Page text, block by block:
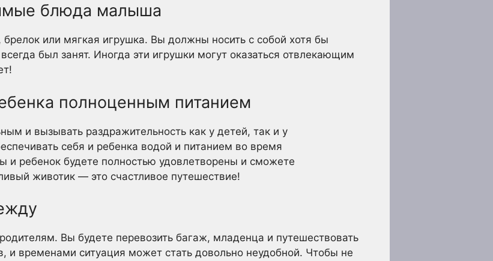
блюда малыша
или мягкая игрушка. Вы должны носить с собой хотя бы
был занят. Иногда эти игрушки могут оказаться отвлекающим
полноценным питанием
и вызывать раздражительность как у детей, так и у
себя и ребенка водой и питанием во время
и ребенок будете полностью удовлетворены и сможете
животик — это счастливое путешествие!
Вы будете перевозить багаж, младенца и путешествовать
и временами ситуация может стать довольно неудобной. Чтобы не